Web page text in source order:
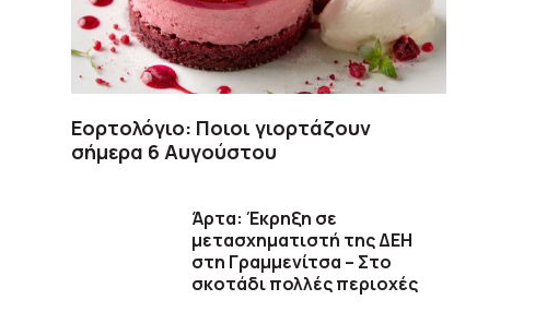
Εορτολόγιο: Ποιοι γιορτάζουν
σήμερα 6 Αυγούστου
Άρτα: Έκρηξη σε
μετασχηματιστή της ΔΕΗ
στη Γραμμενίτσα – Στο
σκοτάδι πολλές περιοχές